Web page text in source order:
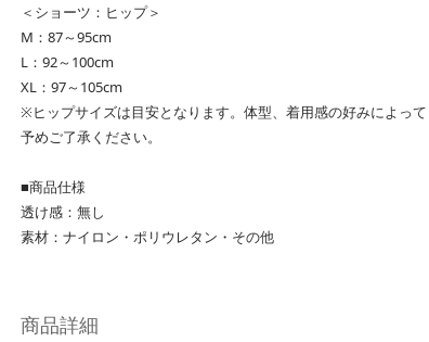
＜ショーツ：ヒップ＞
M：87～95cm
L：92～100cm
XL：97～105cm
※ヒップサイズは目安となります。体型、着用感の好みによっ
予めご了承ください。
■商品仕様
透け感：無し
素材：ナイロン・ポリウレタン・その他
商品詳細